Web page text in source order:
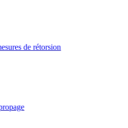
de rétorsion